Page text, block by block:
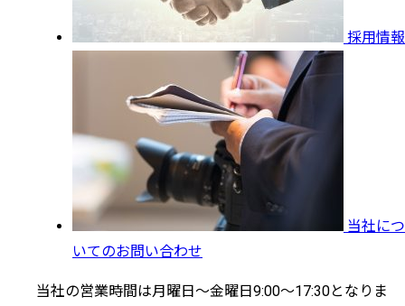
採用情報
当社につ
いてのお問い合わせ
当社の営業時間は月曜日～金曜日9:00～17:30となりま